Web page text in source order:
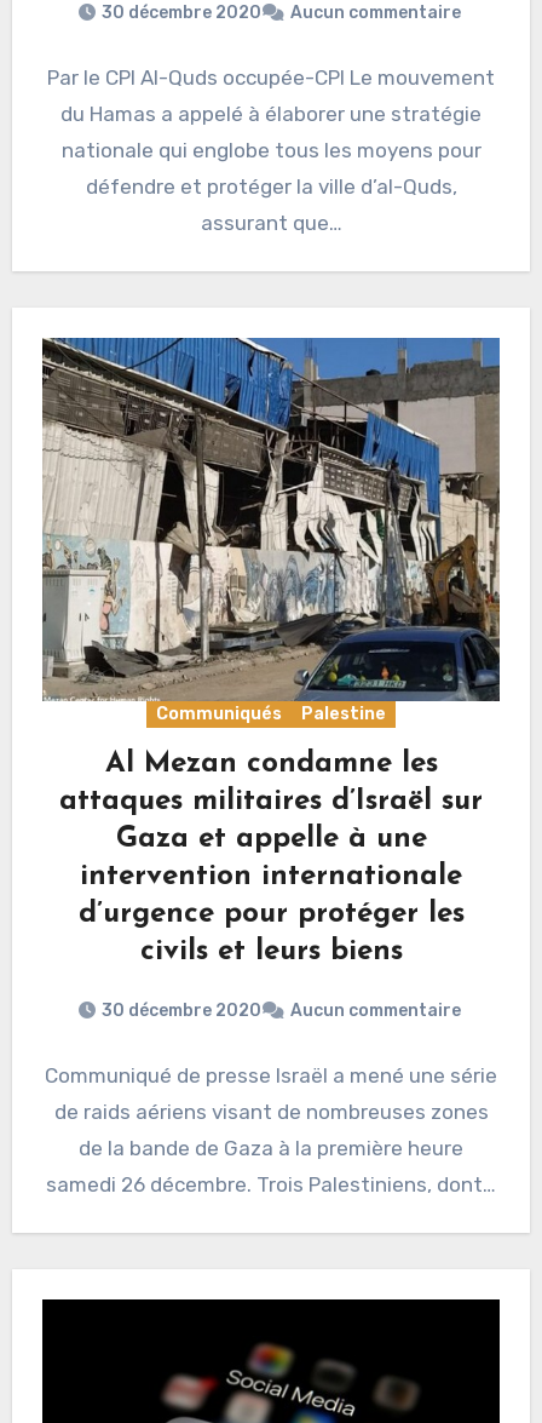
30 décembre 2020 Aucun commentaire
Par le CPI Al-Quds occupée-CPI Le mouvement
du Hamas a appelé à élaborer une stratégie
nationale qui englobe tous les moyens pour
défendre et protéger la ville d’al-Quds,
assurant que…
Communiqués Palestine
Al Mezan condamne les
attaques militaires d’Israël sur
Gaza et appelle à une
intervention internationale
d’urgence pour protéger les
civils et leurs biens
30 décembre 2020 Aucun commentaire
Communiqué de presse Israël a mené une série
de raids aériens visant de nombreuses zones
de la bande de Gaza à la première heure
samedi 26 décembre. Trois Palestiniens, dont…